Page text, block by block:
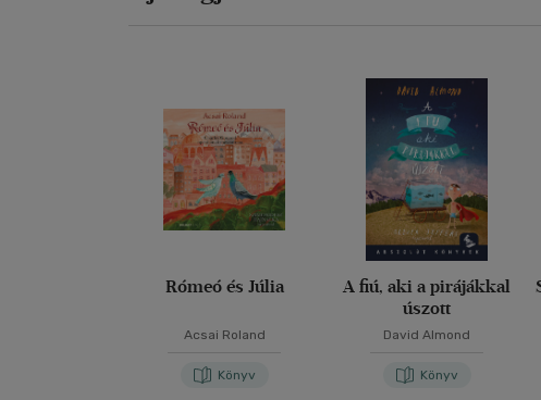
Rómeó és Júlia
Acsai Roland
Könyv
A fiú, aki a pirájákkal
úszott
David Almond
Könyv